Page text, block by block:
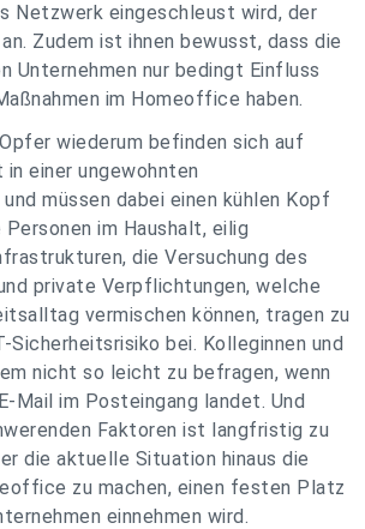
Netzwerk eingeschleust wird, der
Zudem ist ihnen bewusst, dass die
Unternehmen nur bedingt Einfluss
im Homeoffice haben.
wiederum befinden sich auf
einer ungewohnten
müssen dabei einen kühlen Kopf
Personen im Haushalt, eilig
die Versuchung des
private Verpflichtungen, welche
vermischen können, tragen zu
Sicherheitsrisiko bei. Kolleginnen und
nicht so leicht zu befragen, wenn
Mail im Posteingang landet. Und
Faktoren ist langfristig zu
die aktuelle Situation hinaus die
zu machen, einen festen Platz
einnehmen wird.